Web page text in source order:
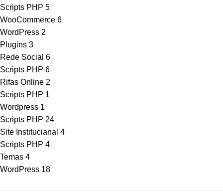
Scripts PHP 5
WooCommerce 6
WordPress 2
Plugins 3
Rede Social 6
Scripts PHP 6
Rifas Online 2
Scripts PHP 1
Wordpress 1
Scripts PHP 24
Site Institucianal 4
Scripts PHP 4
Temas 4
WordPress 18